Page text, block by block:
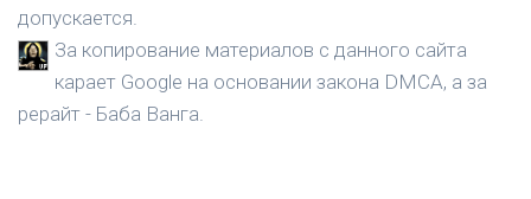
допускается.
За копирование материалов с данного сайта
карает Google на основании закона DMCA, а за
рерайт - Баба Ванга.